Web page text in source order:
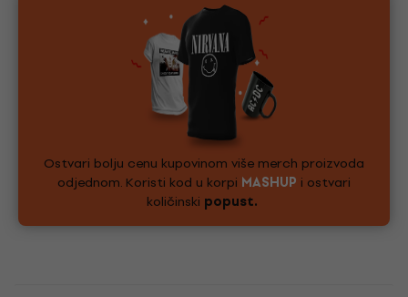
Ostvari bolju cenu kupovinom više merch proizvoda
odjednom. Koristi kod u korpi MASHUP i ostvari
količinski popust.